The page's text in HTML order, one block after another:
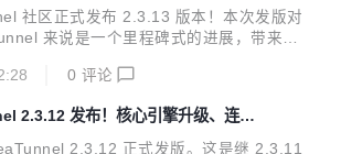
社区正式发布 2.3.13 版本！本次发版对
来说是一个里程碑式的进展，带来了
Transform、更加丰富的连接器
，SeaTunnel 都能更高效、更稳定、更智
成工作。 感谢 50+ 社区贡献者 的辛勤付
0 评论
2.3.12 发布！核心引擎升级、连接
2.3.12 正式发版。这是继 2.3.11